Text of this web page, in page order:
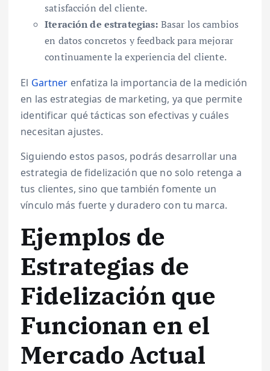
satisfacción del cliente.
Iteración de estrategias: Basar los cambios
en datos concretos y feedback para mejorar
continuamente la experiencia del cliente.
El Gartner enfatiza la importancia de la medición
en las estrategias de marketing, ya que permite
identificar qué tácticas son efectivas y cuáles
necesitan ajustes.
Siguiendo estos pasos, podrás desarrollar una
estrategia de fidelización que no solo retenga a
tus clientes, sino que también fomente un
vínculo más fuerte y duradero con tu marca.
Ejemplos de
Estrategias de
Fidelización que
Funcionan en el
Mercado Actual